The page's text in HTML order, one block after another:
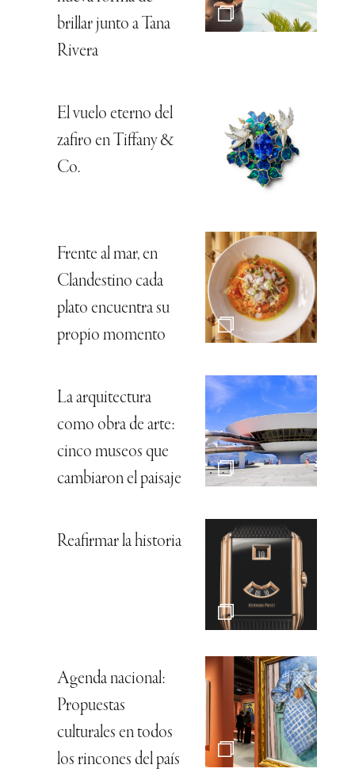
brillar junto a Tana
Rivera
El vuelo eterno del
zafiro en Tiffany &
Co.
Frente al mar, en
Clandestino cada
plato encuentra su
propio momento
La arquitectura
como obra de arte:
cinco museos que
cambiaron el paisaje
Reafirmar la historia
Agenda nacional:
Propuestas
culturales en todos
los rincones del país